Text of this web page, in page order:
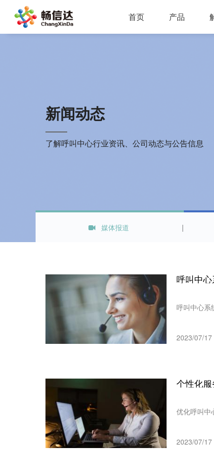
首页 产品
新闻动态
了解呼叫中心行业资讯、公司动态与公告信息
媒体报道
呼叫中
呼叫中心系
2023/07/17
个性化
优化呼叫中
2023/07/17